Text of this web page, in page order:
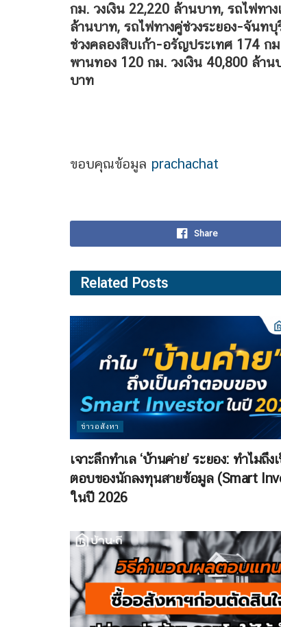
กม. วงเงิน 22,220 ล้านบาท, รถไฟทา
ล้านบาท, รถไฟทางคู่ช่วงระยอง-จันท
ช่วงคลองสิบเก้า-อรัญประเทศ 174 ก
พานทอง 120 กม. วงเงิน 40,800 ล้า
บาท
ขอบคุณข้อมูล prachachat
Share
Related Posts
ข่าวอสังหา
เจาะลึกทำเล ‘บ้านค่าย’ ระยอง: ทำไมถึง
ตอบของนักลงทุนสายข้อมูล (Smart
ในปี 2026